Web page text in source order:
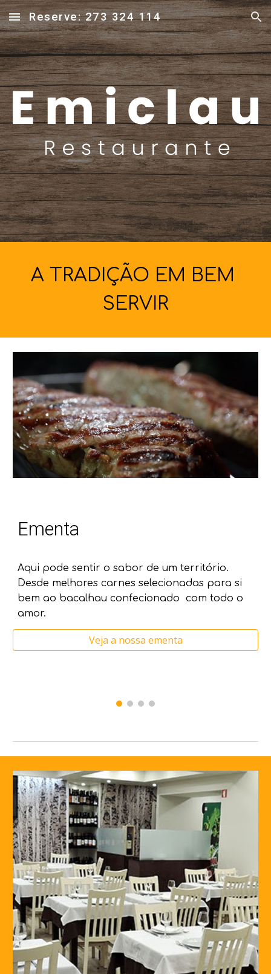
Skip to main content Skip to navigation
Reserve: 273 324 114
A TRADIÇÃO EM BEM
SERVIR
Ementa
Aqui pode sentir o sabor de um território.
Desde melhores carnes selecionadas para si
bem ao bacalhau confecionado  com todo o
amor.
Veja a nossa ementa